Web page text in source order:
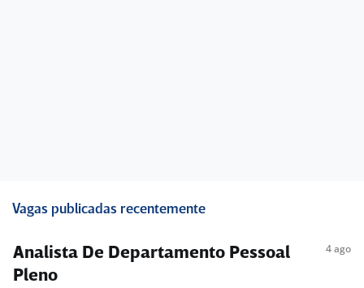
Vagas publicadas recentemente
Analista De Departamento Pessoal
Pleno
4 ago